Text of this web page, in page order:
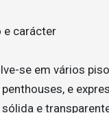
e carácter
se em vários
e
e